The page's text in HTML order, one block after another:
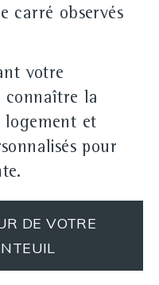
carré observés
votre
connaître la
et
pour
DE VOTRE